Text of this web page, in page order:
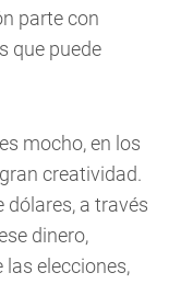
parte con
que puede
mocho, en los
creatividad.
dólares, a través
dinero,
elecciones,